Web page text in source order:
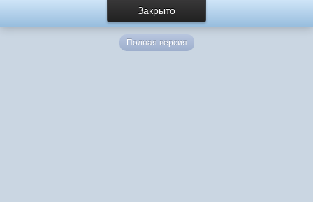
Закрыто
Полная версия